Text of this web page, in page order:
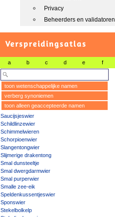
Privacy
Beheerders en validatoren
Verspreidingsatlas
a b c d e f
toon wetenschappelijke namen
verberg synoniemen
toon alleen geaccepteerde namen
Saucijsjeswier
Schildlinzewier
Schimmelwieren
Schorpioenwier
Slangentongwier
Slijmerige drakentong
Smal dunsteeltje
Smal dwergdarmwier
Smal purperwier
Smalle zee-eik
Speldenkussentjeswier
Sponswier
Stekelbolkelp